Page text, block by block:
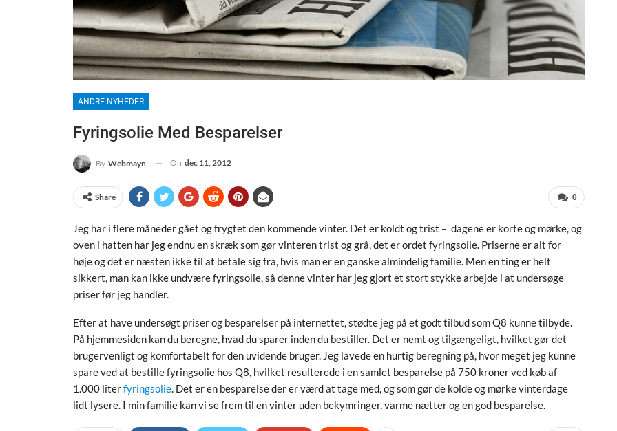
ANDRE NYHEDER
Fyringsolie Med Besparelser
By Webmayn On dec 11, 2012
0
Share
Jeg har i flere måneder gået og frygtet den kommende vinter. Det er koldt og trist – dagene er korte og mørke, og
oven i hatten har jeg endnu en skræk som gør vinteren trist og grå, det er ordet fyringsolie. Priserne er alt for
høje og det er næsten ikke til at betale sig fra, hvis man er en ganske almindelig familie. Men en ting er helt
sikkert, man kan ikke undvære fyringsolie, så denne vinter har jeg gjort et stort stykke arbejde i at undersøge
priser før jeg handler.
Efter at have undersøgt priser og besparelser på internettet, stødte jeg på et godt tilbud som Q8 kunne tilbyde.
På hjemmesiden kan du beregne, hvad du sparer inden du bestiller. Det er nemt og tilgængeligt, hvilket gør det
brugervenligt og komfortabelt for den uvidende bruger. Jeg lavede en hurtig beregning på, hvor meget jeg kunne
spare ved at bestille fyringsolie hos Q8, hvilket resulterede i en samlet besparelse på 750 kroner ved køb af
1.000 literfyringsolie. Det er en besparelse der er værd at tage med, og som gør de kolde og mørke vinterdage
lidt lysere. I min familie kan vi se frem til en vinter uden bekymringer, varme nætter og en god besparelse.